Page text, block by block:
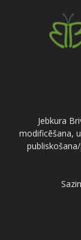
Jebkura
modificēšana,